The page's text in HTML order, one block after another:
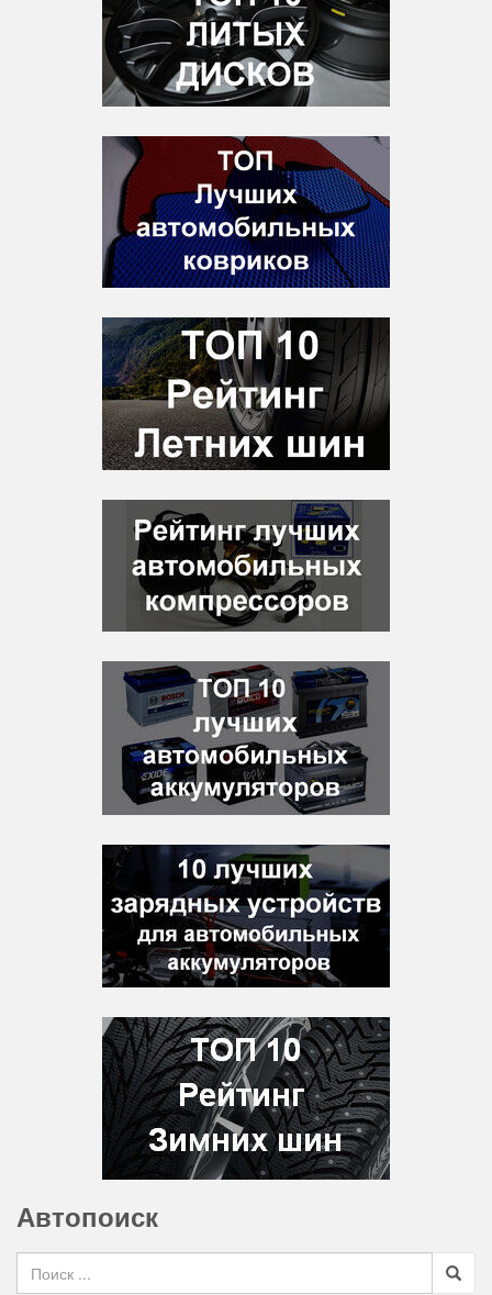
Автопоиск
Search for